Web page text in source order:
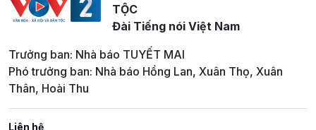
TỘC
Đài Tiếng nói Việt Nam
Trưởng ban: Nhà báo TUYẾT MAI
Phó trưởng ban: Nhà báo Hồng Lan, Xuân Thọ, Xuân
Thân, Hoài Thu
Liên hệ